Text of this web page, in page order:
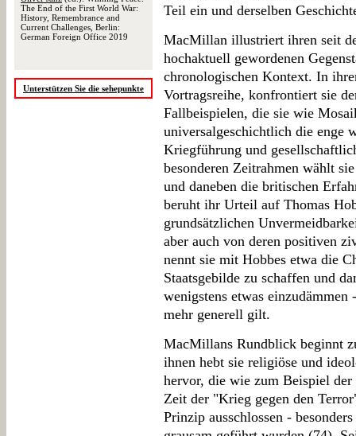
The End of the First World War:
History, Remembrance and
Current Challenges, Berlin:
German Foreign Office 2019
Unterstützen Sie die sehepunkte
Teil ein und derselben
MacMillan illustriert ihren seit
hochaktuell gewordenen
chronologischen Kontext. In
Vortragsreihe, konfrontiert sie
Fallbeispielen, die sie wie
universalgeschichtlich die enge
Kriegführung und
besonderen Zeitrahmen wählt
und daneben die britischen
beruht ihr Urteil auf Thomas
grundsätzlichen
aber auch von deren positiven
nennt sie mit Hobbes etwa die
Staatsgebilde zu schaffen und
wenigstens etwas
mehr generell gilt.
MacMillans Rundblick beginnt
ihnen hebt sie religiöse und
hervor, die wie zum Beispiel
Zeit der "Krieg gegen den
Prinzip ausschlossen -